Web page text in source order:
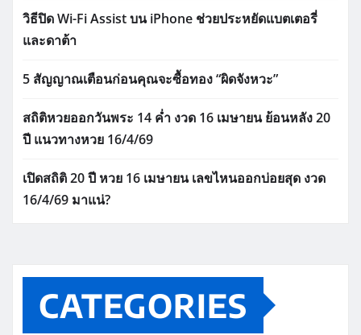
วิธีปิด Wi-Fi Assist บน iPhone ช่วยประหยัดแบตเตอรี่
และดาต้า
5 สัญญาณเตือนก่อนคุณจะซื้อทอง “ผิดจังหวะ”
สถิติหวยออกวันพระ 14 ค่ำ งวด 16 เมษายน ย้อนหลัง 20
ปี แนวทางหวย 16/4/69
เปิดสถิติ 20 ปี หวย 16 เมษายน เลขไหนออกบ่อยสุด งวด
16/4/69 มาแน่?
CATEGORIES